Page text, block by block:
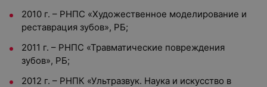
2010 г. – РНПС «Художественное моделирование и
реставрация зубов», РБ;
2011 г. – РНПС «Травматические повреждения
зубов», РБ;
2012 г. – РНПК «Ультразвук. Наука и искусство в